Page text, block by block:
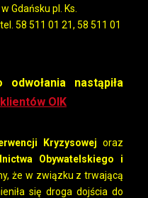
Gdańsku pl. Ks.
58 511 01 21, 58 511 01
nastąpiła
OIK
Kryzysowej oraz
Obywatelskiego i
że w związku z trwającą
się droga dojścia do